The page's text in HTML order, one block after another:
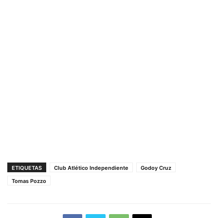
ETIQUETAS Club Atlético Independiente
Godoy Cruz
Tomas Pozzo